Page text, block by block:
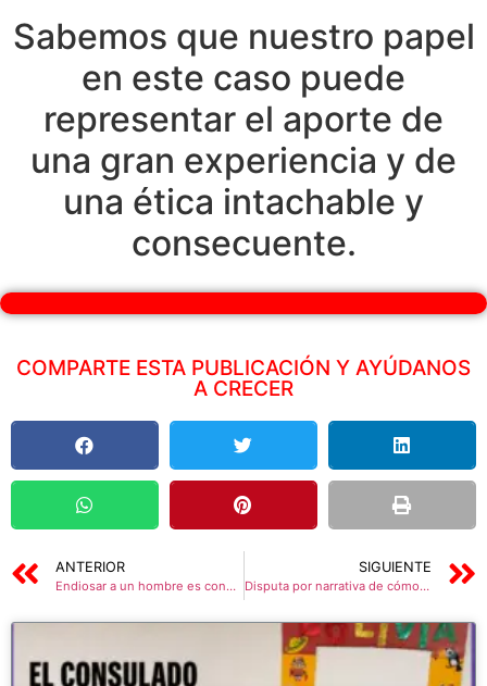
Sabemos que nuestro papel
en este caso puede
representar el aporte de
una gran experiencia y de
una ética intachable y
consecuente.
COMPARTE ESTA PUBLICACIÓN Y AYÚDANOS
A CRECER
ANTERIOR
Endiosar a un hombre es condenarse a la tiranía
SIGUIENTE
Disputa por narrativa de cómo ocurrió el derrocamiento de Evo Morales | Barricada a Robert Brockman